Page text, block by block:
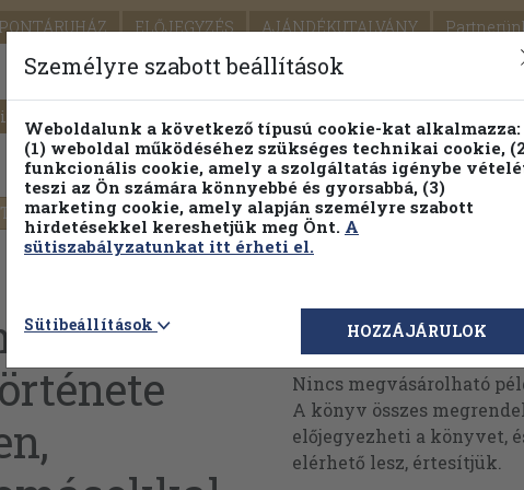
PONTÁRUHÁZ ELŐJEGYZÉS AJÁNDÉKUTALVÁNY
SEGÍTSÉG
PILLANATNYI ÁRAINK FENNTARTHATÓ
Részletes kereső Témaköri fa
Megvásárolható
Nincs megvásárolható
A könyv összes
előjegyezheti a könyvet,
elérhető lesz, értesítjük.
Személyre szabott beállítások
Weboldalunk a következő típusú cookie-kat alkalmazza:
(1) weboldal működéséhez szükséges technikai cookie,
funkcionális cookie, amely a szolgáltatás igénybe
teszi az Ön számára könnyebbé és gyorsabbá, (3)
marketing cookie, amely alapján személyre szabott
hirdetésekkel kereshetjük meg Önt. A
sütiszabályzatunkat itt érheti el.
Sütibeállítások HOZZÁJÁRULOK